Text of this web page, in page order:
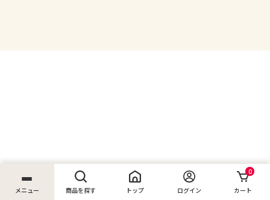
メニュー 商品を探す トップ ログイン
0
カート